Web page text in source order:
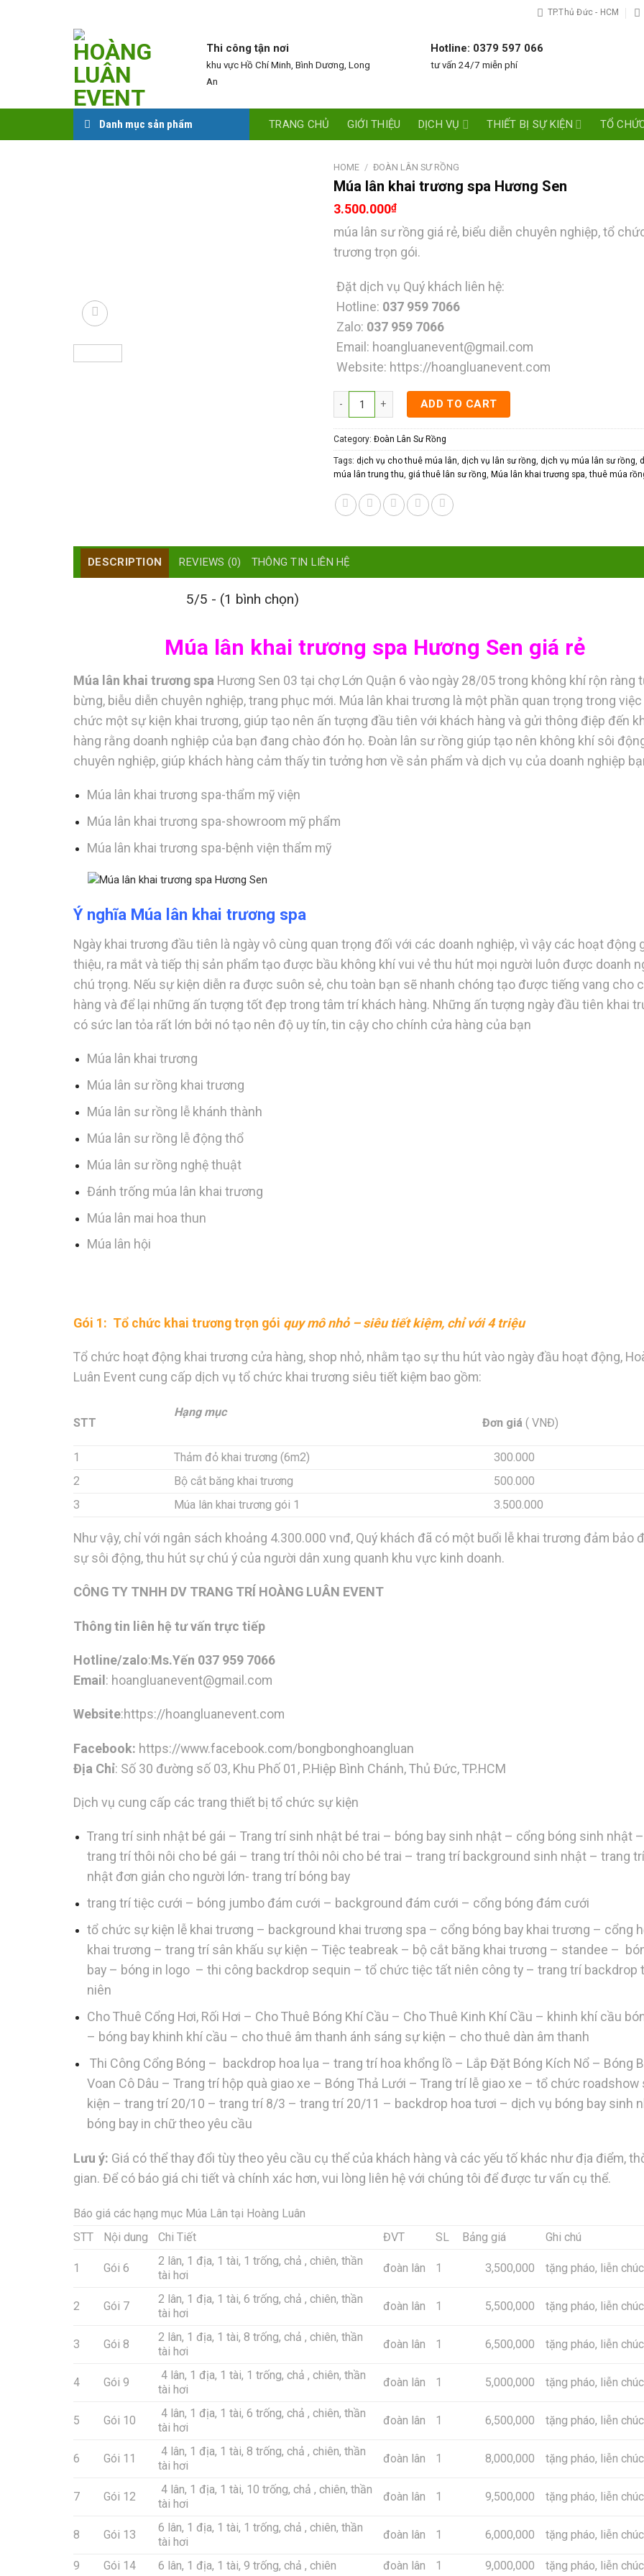
TP.Thủ Đức - HCM
Thi công tận nơi
khu vực Hồ Chí Minh, Bình Dương, Long
An
Hotline: 0379 597 066
tư vấn 24/7 miễn phí
Danh mục sản phẩm TRANG CHỦ GIỚI THIỆU DỊCH VỤ THIẾT BỊ SỰ KIỆN TỔ
HOME / ĐOÀN LÂN SƯ RỒNG
Múa lân khai trương spa Hương Sen
3.500.000₫
múa lân sư rồng giá rẻ, biểu diễn chuyên nghiệp, tổ
trương trọn gói.
Đặt dịch vụ Quý khách liên hệ:
Hotline: 037 959 7066
Zalo: 037 959 7066
Email: hoangluanevent@gmail.com
Website: https://hoangluanevent.com
Múa lân khai trương spa Hương Sen quantity
ADD TO CART
Category:Đoàn Lân Sư Rồng
Tags:dịch vụ cho thuê múa lân,dịch vụ lân sư rồng,dịch vụ múa lân sư rồng,
múa lân trung thu,giá thuê lân sư rồng, Múa lân khai trương spa,thuê múa
DESCRIPTION REVIEWS (0) THÔNG TIN LIÊN HỆ
5/5 - (1 bình chọn)
Múa lân khai trương spa Hương Sen giá rẻ
Múa lân khai trương spa Hương Sen 03 tại chợ Lớn Quận 6 vào ngày 28/05 trong không khí rộn ràng
bừng, biễu diễn chuyên nghiệp, trang phục mới. Múa lân khai trương là một phần quan trọng trong
chức một sự kiện khai trương, giúp tạo nên ấn tượng đầu tiên với khách hàng và gửi thông điệp đến
hàng rằng doanh nghiệp của bạn đang chào đón họ. Đoàn lân sư rồng giúp tạo nên không khí sôi
chuyên nghiệp, giúp khách hàng cảm thấy tin tưởng hơn về sản phẩm và dịch vụ của doanh nghiệp
Múa lân khai trương spa-thẩm mỹ viện
Múa lân khai trương spa-showroom mỹ phẩm
Múa lân khai trương spa-bệnh viện thẩm mỹ
Ý nghĩa Múa lân khai trương spa
Ngày khai trương đầu tiên là ngày vô cùng quan trọng đối với các doanh nghiệp, vì vậy các hoạt động
thiệu, ra mắt và tiếp thị sản phẩm tạo được bầu không khí vui vẻ thu hút mọi người luôn được doanh
chú trọng. Nếu sự kiện diễn ra được suôn sẻ, chu toàn bạn sẽ nhanh chóng tạo được tiếng vang cho
hàng và để lại những ấn tượng tốt đẹp trong tâm trí khách hàng. Những ấn tượng ngày đầu tiên khai
có sức lan tỏa rất lớn bởi nó tạo nên độ uy tín, tin cậy cho chính cửa hàng của bạn
Múa lân khai trương
Múa lân sư rồng khai trương
Múa lân sư rồng lễ khánh thành
Múa lân sư rồng lễ động thổ
Múa lân sư rồng nghệ thuật
Đánh trống múa lân khai trương
Múa lân mai hoa thun
Múa lân hội
Gói 1: Tổ chức khai trương trọn gói quy mô nhỏ – siêu tiết kiệm, chỉ với4 triệu
Tổ chức hoạt động khai trương cửa hàng, shop nhỏ, nhằm tạo sự thu hút vào ngày đầu hoạt động,
Luân Event cung cấp dịch vụ tổ chức khai trương siêu tiết kiệm bao gồm:
STT
Hạng mục
Đơn giá ( VNĐ)
1 Thảm đỏ khai trương (6m2)
300.000
2
Bộ cắt băng khai trương
500.000
3
Múa lân khai trương gói 1 3.500.000
Như vậy, chỉ với ngân sách khoảng 4.300.000 vnđ, Quý khách đã có một buổi lễ khai trương đảm bảo
sự sôi động, thu hút sự chú ý của người dân xung quanh khu vực kinh doanh.
CÔNG TY TNHH DV TRANG TRÍ HOÀNG LUÂN EVENT
Thông tin liên hệ tư vấn trực tiếp
Hotline/zalo:Ms.Yến 037 959 7066
Email : hoangluanevent@gmail.com
Website:https://hoangluanevent.com
Facebook: https://www.facebook.com/bongbonghoangluan
Địa Chỉ: Số 30 đường số 03, Khu Phố 01, P.Hiệp Bình Chánh, Thủ Đức, TP.HCM
Dịch vụ cung cấp các trang thiết bị tổ chức sự kiện
Trang trí sinh nhật bé gái – Trang trí sinh nhật bé trai – bóng bay sinh nhật – cổng bóng sinh nhật –
trang trí thôi nôi cho bé gái – trang trí thôi nôi cho bé trai – trang trí background sinh nhật – trang
nhật đơn giản cho người lớn- trang trí bóng bay
trang trí tiệc cưới – bóng jumbo đám cưới – background đám cưới – cổng bóng đám cưới
tổ chức sự kiện lễ khai trương – background khai trương spa – cổng bóng bay khai trương – cổng
khai trương – trang trí sân khấu sự kiện – Tiệc teabreak – bộ cắt băng khai trương – standee –
bay – bóng in logo – thi công backdrop sequin – tổ chức tiệc tất niên công ty – trang trí backdrop
niên
Cho Thuê Cổng Hơi, Rối Hơi – Cho Thuê Bóng Khí Cầu – Cho Thuê Kinh Khí Cầu – khinh khí cầu
– bóng bay khinh khí cầu – cho thuê âm thanh ánh sáng sự kiện – cho thuê dàn âm thanh
Thi Công Cổng Bóng – backdrop hoa lụa – trang trí hoa khổng lồ – Lắp Đặt Bóng Kích Nổ – Bóng
Voan Cô Dâu – Trang trí hộp quà giao xe – Bóng Thả Lưới – Trang trí lễ giao xe – tổ chức roadshow
kiện – trang trí 20/10 – trang trí 8/3 – trang trí 20/11 – backdrop hoa tươi – dịch vụ bóng bay sinh
bóng bay in chữ theo yêu cầu
Lưu ý: Giá có thể thay đổi tùy theo yêu cầu cụ thể của khách hàng và các yếu tố khác như địa điểm,
gian. Để có báo giá chi tiết và chính xác hơn, vui lòng liên hệ với chúng tôi để được tư vấn cụ thể.
Báo giá các hạng mục Múa Lân tại Hoàng Luân
STT
Nội dung Chi Tiết ĐVT SL Bảng giá Ghi chú
1 Gói 6
2 lân, 1 địa, 1 tài, 1 trống, chả , chiên, thần
tài hơi
đoàn lân 1 3,500,000 tặng pháo, liễn
2 Gói 7
2 lân, 1 địa, 1 tài, 6 trống, chả , chiên, thần
tài hơi
đoàn lân 1 5,500,000 tặng pháo, liễn
3 Gói 8
2 lân, 1 địa, 1 tài, 8 trống, chả , chiên, thần
tài hơi
đoàn lân 1 6,500,000 tặng pháo, liễn
4 Gói 9
4 lân, 1 địa, 1 tài, 1 trống, chả , chiên, thần
tài hơi
đoàn lân 1 5,000,000 tặng pháo, liễn
5 Gói 10
4 lân, 1 địa, 1 tài, 6 trống, chả , chiên, thần
tài hơi
đoàn lân 1 6,500,000 tặng pháo, liễn
6 Gói 11
4 lân, 1 địa, 1 tài, 8 trống, chả , chiên, thần
tài hơi
đoàn lân 1 8,000,000 tặng pháo, liễn
7 Gói 12
4 lân, 1 địa, 1 tài, 10 trống, chả , chiên, thần
tài hơi
đoàn lân 1 9,500,000 tặng pháo, liễn
8 Gói 13
6 lân, 1 địa, 1 tài, 1 trống, chả , chiên, thần
tài hơi
đoàn lân 1 6,000,000 tặng pháo, liễn
9 Gói 14 6 lân, 1 địa, 1 tài, 9 trống, chả , chiên đoàn lân 1 9,000,000 tặng pháo, liễn